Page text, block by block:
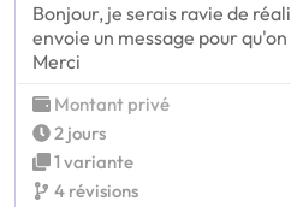
Bonjour, je serais ravie de
envoie un message pour
Merci
Montant privé
2 jours
1 variante
4 révisions